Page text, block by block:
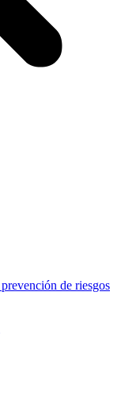
de riesgos